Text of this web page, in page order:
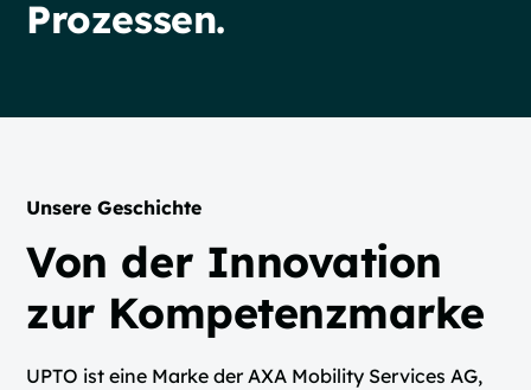
Prozessen.
Unsere Geschichte
Von der Innovation
zur Kompetenzmarke
UPTO ist eine Marke der AXA Mobility Services AG,